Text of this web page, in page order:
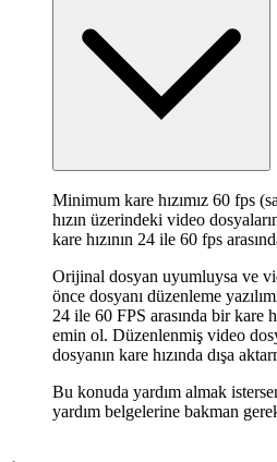
Minimum kare hızımız 60 fps
hızın üzerindeki video
kare hızının 24 ile 60 fps
Orijinal dosyan uyumluysa ve
önce dosyanı düzenleme
24 ile 60 FPS arasında bir kare
emin ol. Düzenlenmiş video
dosyanın kare hızında dışa
Bu konuda yardım almak
yardım belgelerine bakman